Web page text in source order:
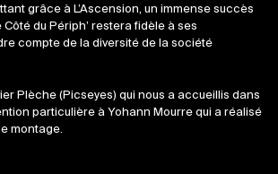
grâce à L’Ascension, un immense succès
Côté du Périph’ restera fidèle à ses
compte de la diversité de la société
Plèche (Picseyes) qui nous a accueillis dans
particulière à Yohann Mourre qui a réalisé
montage.